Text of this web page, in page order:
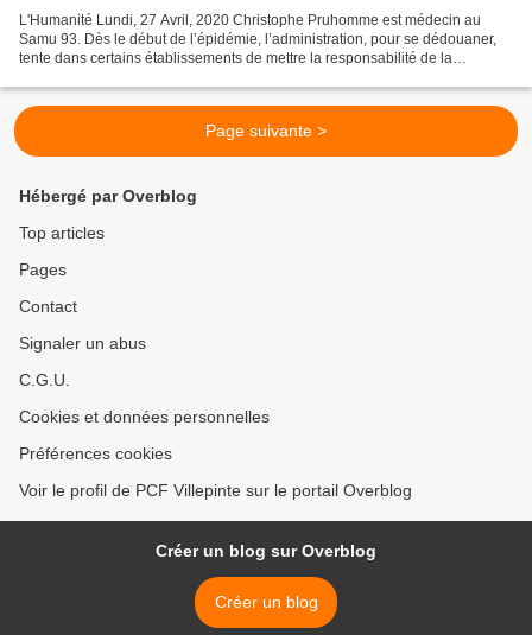
L'Humanité Lundi, 27 Avril, 2020 Christophe Pruhomme est médecin au
Samu 93. Dès le début de l’épidémie, l’administration, pour se dédouaner,
tente dans certains établissements de mettre la responsabilité de la
Page suivante >
Hébergé par Overblog
Top articles
Pages
Contact
Signaler un abus
C.G.U.
Cookies et données personnelles
Préférences cookies
Voir le profil de PCF Villepinte sur le portail Overblog
Créer un blog sur Overblog
Créer un blog